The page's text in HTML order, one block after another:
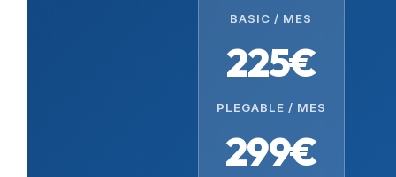
BASIC / MES
225€
PLEGABLE / MES
299€